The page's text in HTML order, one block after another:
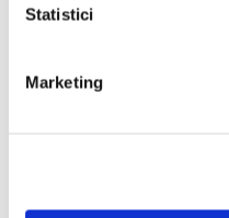
Statistici
Marketing
inspiratie